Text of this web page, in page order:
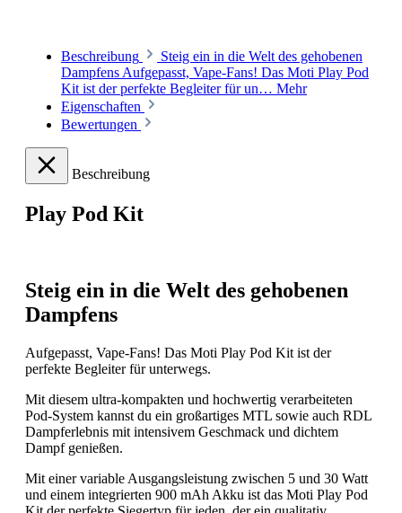
Beschreibung
Steig ein in die Welt des gehobenen
Dampfens Aufgepasst, Vape-Fans! Das Moti Play Pod
Kit ist der perfekte Begleiter für un… Mehr
Eigenschaften
Bewertungen
Beschreibung
Play Pod Kit
Steig ein in die Welt des gehobenen
Dampfens
Aufgepasst, Vape-Fans! Das Moti Play Pod Kit ist der
perfekte Begleiter für unterwegs.
Mit diesem ultra-kompakten und hochwertig verarbeiteten
Pod-System kannst du ein großartiges MTL sowie auch RDL
Dampferlebnis mit intensivem Geschmack und dichtem
Dampf genießen.
Mit einer variable Ausgangsleistung zwischen 5 und 30 Watt
und einem integrierten 900 mAh Akku ist das Moti Play Pod